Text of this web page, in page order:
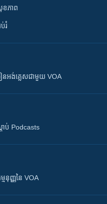
ភាព
រំ
ន​​​​​​អង់គ្លេស​​ជាមួយ VOA
ាប់ Podcasts
មនុញ្ញ​នៃ VOA